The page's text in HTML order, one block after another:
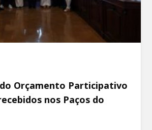
Orçamento Participativo
nos Paços do